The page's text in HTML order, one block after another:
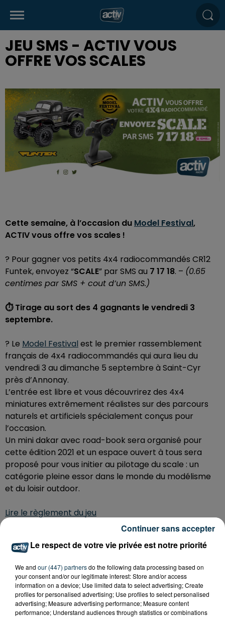
JEU SMS - ACTIV VOUS
OFFRE VOS SCALES
Cette semaine, à l’occasion du Model Festival,
ACTIV vous offre vos scales !
? Pour gagner vos petits 4x4 radiocommandés CR12
Funtek, envoyez “SCALE” par SMS au 7 17 18. – (0.65
centimes par SMS + cout d’un SMS.)
⏱️ Tirage au sort des 4 gagnants le vendredi 3
septembre.
?️ Le Model Festival est le premier rassemblement
français de 4x4 radiocommandés qui aura lieu du
vendredi 3 au dimanche 5 septembre à Saint-Cyr
près d’Annonay.
L’entrée est libre et vous découvrirez des 4x4
miniatures extrêmement réalistes sur des parcours
naturels et artificiels spécialement conçus pour
l’occasion.
Un mini dakar avec road-book sera organisé pour
cette édition 2021 et un espace ouvert à tous sera
proposé pour vous initier au pilotage du scale : un
catégorie pleine essor dans le monde du modélisme
et du loisir outdoor.
Lire le règlement du jeu
Le respect de votre vie privée est notre priorité
We and our (447) partnersdo the following data processing based on
your consent and/or our legitimate interest: Store and/or access
information on a device; Use limited data to select advertising; Create
profiles for personalised advertising; Use profiles to select personalised
advertising; Measure advertising performance; Measure content
performance; Understand audiences through statistics or combinations
Continuer sans accepter